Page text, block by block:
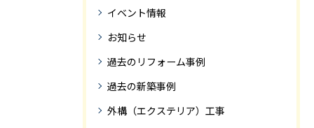
イベント情報
お知らせ
過去のリフォーム事例
過去の新築事例
外構（エクステリア）工事